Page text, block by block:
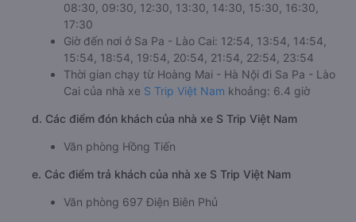
08:30, 09:30, 12:30, 13:30, 14:30, 15:30, 16:30,
17:30
Giờ đến nơi ở Sa Pa - Lào Cai: 12:54, 13:54, 14:54,
15:54, 18:54, 19:54, 20:54, 21:54, 22:54, 23:54
Thời gian chạy từ Hoàng Mai - Hà Nội đi Sa Pa - Lào
Cai của nhà xe S Trip Việt Nam khoảng: 6.4 giờ
d. Các điểm đón khách của nhà xe S Trip Việt Nam
Văn phòng Hồng Tiến
e. Các điểm trả khách của nhà xe S Trip Việt Nam
Văn phòng 697 Điện Biên Phủ